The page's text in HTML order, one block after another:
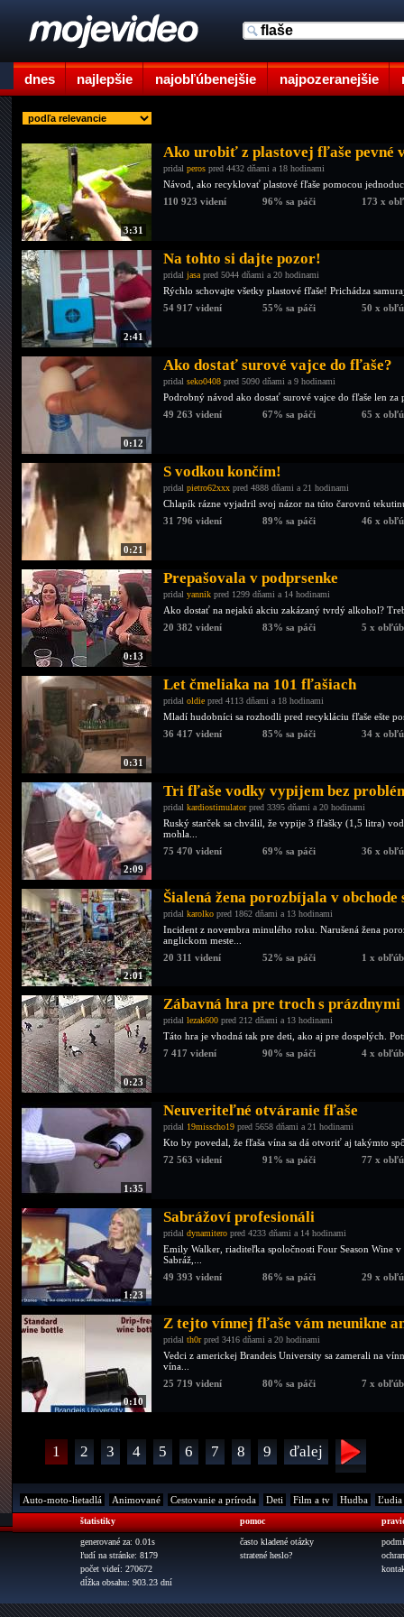
dnes najlepšie najobľúbenejšie najpozeranejšie
3:31
Ako urobiť z plastovej fľaše pevné
pridal peros pred 4432 dňami a 18 hodinami
Návod, ako recyklovať plastové fľaše pomocou
110 923 videní
96% sa páči 173 x
2:41
Na tohto si dajte pozor!
pridal jasa pred 5044 dňami a 20 hodinami
Rýchlo schovajte všetky plastové fľaše! Prichádza
54 917 videní
55% sa páči 50 x
0:12
Ako dostať surové vajce do fľaše?
pridal seko0408 pred 5090 dňami a 9 hodinami
Podrobný návod ako dostať surové vajce do fľaše len za
49 263 videní
67% sa páči 65 x
0:21
S vodkou končím!
pridal pietro62xxx pred 4888 dňami a 21 hodinami
Chlapík rázne vyjadril svoj názor na túto čarovnú
31 796 videní
89% sa páči 46 x
0:13
Prepašovala v podprsenke
pridal yannik pred 1299 dňami a 14 hodinami
Ako dostať na nejakú akciu zakázaný tvrdý alkohol?
20 382 videní
83% sa páči 5 x
0:31
Let čmeliaka na 101 fľašiach
pridal oldie pred 4113 dňami a 18 hodinami
Mladí hudobníci sa rozhodli pred recykláciu fľaše ešte
36 417 videní
85% sa páči 34 x
2:09
Tri fľaše vodky vypijem bez
pridal kardiostimulatorpred 3395 dňami a 20 hodinami
Ruský starček sa chválil, že vypije 3 fľašky (1,5 litra)
mohla...
75 470 videní
69% sa páči 36 x
2:01
Šialená žena porozbíjala v
pridal karolko pred 1862 dňami a 13 hodinami
Incident z novembra minulého roku. Narušená žena
anglickom meste...
20 311 videní
52% sa páči 1 x
0:23
Zábavná hra pre troch s
pridal lezak600 pred 212 dňami a 13 hodinami
Táto hra je vhodná tak pre deti, ako aj pre dospelých.
7 417 videní
90% sa páči 4 x
1:35
Neuveriteľné otváranie fľaše
pridal 19misscho19 pred 5658 dňami a 21 hodinami
Kto by povedal, že fľaša vína sa dá otvoriť aj takýmto
72 563 videní
91% sa páči 77 x
1:23
Sabrážoví profesionáli
pridal dynamitero pred 4233 dňami a 14 hodinami
Emily Walker, riaditeľka spoločnosti Four Season Wine
Sabráž,...
49 393 videní
86% sa páči 29 x
0:10
Z tejto vínnej fľaše vám neunikne
pridal th0rpred 3416 dňami a 20 hodinami
Vedci z americkej Brandeis University sa zamerali na
vína...
25 719 videní
80% sa páči 7 x
1 2 3 4 5 6 7 8 9 ďalej
Auto-moto-lietadlá Animované Cestovanie a príroda Deti Film a tv Hudba Ľudia
štatistiky
generované za: 0.01s
ľudí na stránke: 8179
počet videí: 270672
dĺžka obsahu: 903.23 dní
pomoc
často kladené otázky
stratené heslo?